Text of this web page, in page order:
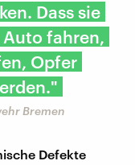
Dass sie
fahren,
Opfer
Bremen
Defekte